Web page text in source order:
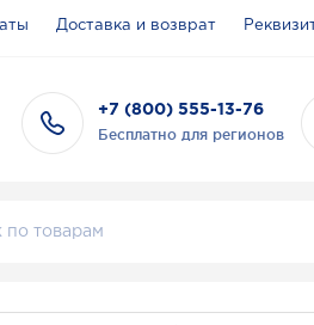
Доставка и возврат
+7 (800) 555-13-76
Бесплатно для регионов